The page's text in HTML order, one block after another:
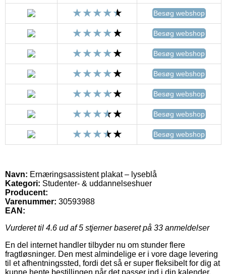
Besøg webshop
Besøg webshop
Besøg webshop
Besøg webshop
Besøg webshop
Besøg webshop
Besøg webshop
Navn: Ernæringsassistent plakat – lyseblå
Kategori: Studenter- & uddannelseshuer
Producent:
Varenummer: 30593988
EAN:
Vurderet til 4.6 ud af 5 stjerner baseret på 33 anmeldelser
En del internet handler tilbyder nu om stunder flere
fragtløsninger. Den mest almindelige er i vore dage levering
til et afhentningssted, fordi det så er super fleksibelt for dig at
kunne hente bestillingen når det passer ind i din kalender.